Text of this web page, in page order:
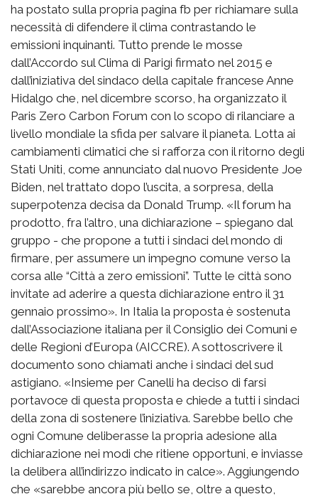
ha postato sulla propria pagina fb per richiamare sulla
necessità di difendere il clima contrastando le
emissioni inquinanti. Tutto prende le mosse
dall’Accordo sul Clima di Parigi firmato nel 2015 e
dall’iniziativa del sindaco della capitale francese Anne
Hidalgo che, nel dicembre scorso, ha organizzato il
Paris Zero Carbon Forum con lo scopo di rilanciare a
livello mondiale la sfida per salvare il pianeta. Lotta ai
cambiamenti climatici che si rafforza con il ritorno degli
Stati Uniti, come annunciato dal nuovo Presidente Joe
Biden, nel trattato dopo l’uscita, a sorpresa, della
superpotenza decisa da Donald Trump. «Il forum ha
prodotto, fra l’altro, una dichiarazione – spiegano dal
gruppo - che propone a tutti i sindaci del mondo di
firmare, per assumere un impegno comune verso la
corsa alle “Città a zero emissioni”. Tutte le città sono
invitate ad aderire a questa dichiarazione entro il 31
gennaio prossimo». In Italia la proposta è sostenuta
dall’Associazione italiana per il Consiglio dei Comuni e
delle Regioni d’Europa (AICCRE). A sottoscrivere il
documento sono chiamati anche i sindaci del sud
astigiano. «Insieme per Canelli ha deciso di farsi
portavoce di questa proposta e chiede a tutti i sindaci
della zona di sostenere l’iniziativa. Sarebbe bello che
ogni Comune deliberasse la propria adesione alla
dichiarazione nei modi che ritiene opportuni, e inviasse
la delibera all’indirizzo indicato in calce». Aggiungendo
che «sarebbe ancora più bello se, oltre a questo,